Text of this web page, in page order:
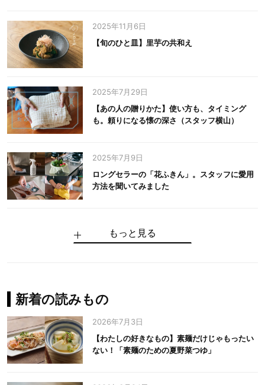
2025年11月6日
【旬のひと皿】里芋の共和え
2025年7月29日
【あの人の贈りかた】使い方も、タイミング
も。頼りになる懐の深さ（スタッフ横山）
2025年7月9日
ロングセラーの「花ふきん」。スタッフに愛用
方法を聞いてみました
手仕事だからできる“いいもの”を作り続ける。
麻の老舗が届けたい、麻の魅力をのせた衣「中
中川政七商店の謎を解く、6つの問いと1つの答
100年先の日本に工芸があるように。中川政七
中川政七商店スタッフが綴る「今日も、土鍋ま
【わたしの好きなもの】素麺だけじゃもったい
もっと見る
新着の読みもの
2026年7月3日
【わたしの好きなもの】素麺だけじゃもったい
ない！「素麺のための夏野菜つゆ」